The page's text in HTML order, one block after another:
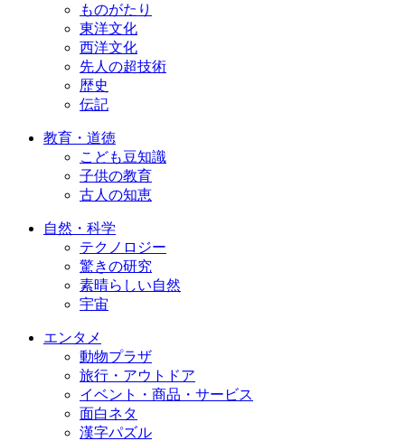
ものがたり
東洋文化
西洋文化
先人の超技術
歴史
伝記
教育・道徳
こども豆知識
子供の教育
古人の知恵
自然・科学
テクノロジー
驚きの研究
素晴らしい自然
宇宙
エンタメ
動物プラザ
旅行・アウトドア
イベント・商品・サービス
面白ネタ
漢字パズル